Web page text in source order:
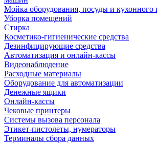
Мойка оборудования, посуды и кухонного
Уборка помещений
Стирка
Косметико-гигиенические средства
Дезинфицирующие средства
Автоматизация и онлайн-кассы
Видеонаблюдение
Расходные материалы
Оборудование для автоматизации
Денежные ящики
Онлайн-кассы
Чековые принтеры
Системы вызова персонала
Этикет-пистолеты, нумераторы
Терминалы сбора данных